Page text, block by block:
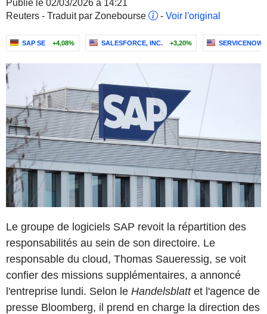
Publié le 02/03/2026 à 14:21
Reuters - Traduit par Zonebourse
- Voir l'original
SAP SE +4,08% SALESFORCE, INC. +3,20% SERVICENOW,
Le groupe de logiciels SAP revoit la répartition des
responsabilités au sein de son directoire. Le
responsable du cloud, Thomas Saueressig, se voit
confier des missions supplémentaires, a annoncé
l'entreprise lundi. Selon le Handelsblattet l'agence de
presse Bloomberg, il prend en charge la direction des